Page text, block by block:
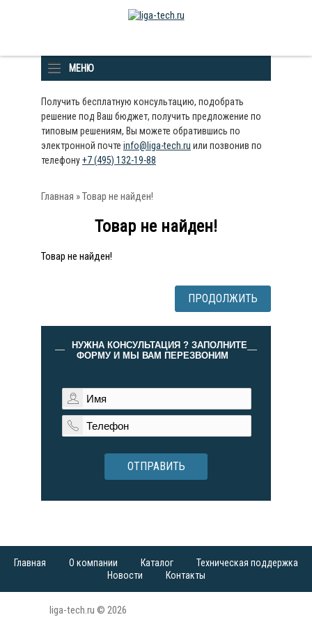
МЕНЮ
Получить бесплатную консультацию, подобрать
решение под Ваш бюджет, получить предложение по
типовым решениям, Вы можете обратившись по
электронной почте info@liga-tech.ru или позвонив по
телефону+7 (495) 132-19-88
Главная » Товар не найден!
Товар не найден!
Товар не найден!
ПРОДОЛЖИТЬ
НУЖНА КОНСУЛЬТАЦИЯ ? ЗАПОЛНИТЕ
ФОРМУ И МЫ ВАМ ПЕРЕЗВОНИМ
ОТПРАВИТЬ
Главная О компании Каталог
Техническая поддержка
Новости
Контакты
liga-tech.ru © 2026